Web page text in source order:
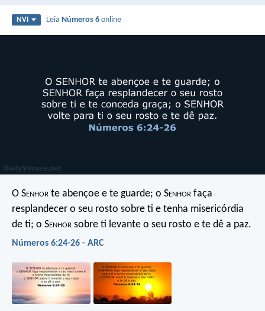
NVI LeiaNúmeros 6 online
O Senhor te abençoe e te guarde; o Senhor faça
resplandecer o seu rosto sobre ti e tenha misericórdia
de ti; o Senhor sobre ti levante o seu rosto e te dê a paz.
Números 6:24-26 - ARC